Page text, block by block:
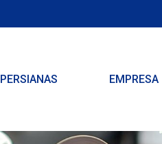
PERSIANAS EMPRESA